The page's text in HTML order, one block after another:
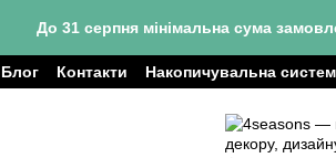
До 31 серпня мінімальна сума
Блог Контакти Накопичувальна